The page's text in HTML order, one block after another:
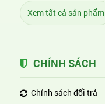
Xem tất cả sản phẩm
CHÍNH SÁCH
Chính sách đổi trả